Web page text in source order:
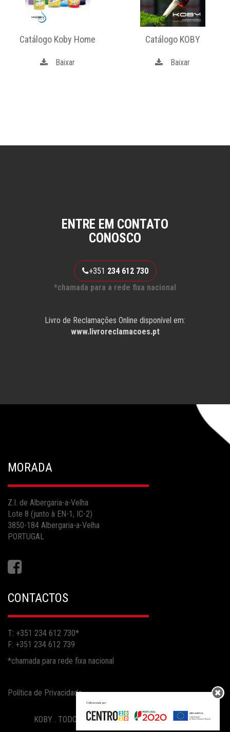
Catálogo Koby Home
Baixar
Catálogo KOBY
Baixar
ENTRE EM CONTATO
CONOSCO
+351 234 612 730
*chamada para a rede fixa nacional
Livro de Reclamações Online disponível em:
www.livroreclamacoes.pt
MORADA
Z.I. de Albergaria-a-Velha
Lote 8 (junto à EN-1, IC-2)
3850-184 Albergaria-a-Velha
PORTUGAL
CONTACTOS
T: +351 234 612 730*
F: +351 234 612 739
*chamada para rede fixa nacional
Política de Privacidade
KOBY . TODOS OS DIREITOS RESERVADOS .2026